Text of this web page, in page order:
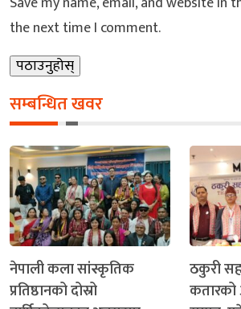
the next time I comment.
सम्बन्धित खवर
नेपाली कला सांस्कृतिक
प्रतिष्ठानको दोस्रो
ठकुरी